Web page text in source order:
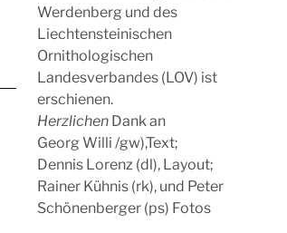
Werdenberg und des
Liechtensteinischen
Ornithologischen
Landesverbandes (LOV) ist
erschienen.
HerzlichenDank an
Georg Willi /gw),Text;
Dennis Lorenz (dl), Layout;
Rainer Kühnis (rk), und Peter
Schönenberger (ps) Fotos